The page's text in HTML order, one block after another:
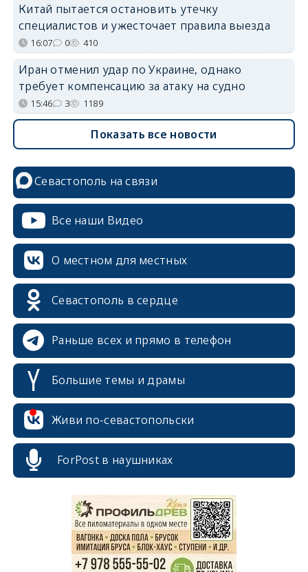
Китай пытается остановить утечку
специалистов и ужесточает правила выезда
16:07 0 410
Иран отменил удар по Украине, однако
требует компенсацию за атаку на судно
15:46 3 1189
Показать все новости
Севастополь на связи
Все наши Видео
О местном для местных
Севастополь в сердце
Раньше всех и прямо в телефон
Большие темы и драмы
Живи по-севастопольски
ForPost в наушниках